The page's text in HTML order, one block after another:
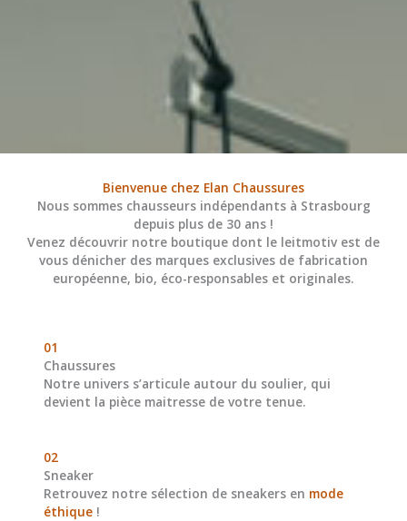
Bienvenue chez Elan Chaussures
Nous sommes chausseurs indépendants à Strasbourg
depuis plus de 30 ans !
Venez découvrir notre boutique dont le leitmotiv est de
vous dénicher des marques exclusives de fabrication
européenne, bio, éco-responsables et originales.
01
Chaussures
Notre univers s’articule autour du soulier, qui
devient la pièce maitresse de votre tenue.
02
Sneaker
Retrouvez notre sélection de sneakers en mode
éthique!